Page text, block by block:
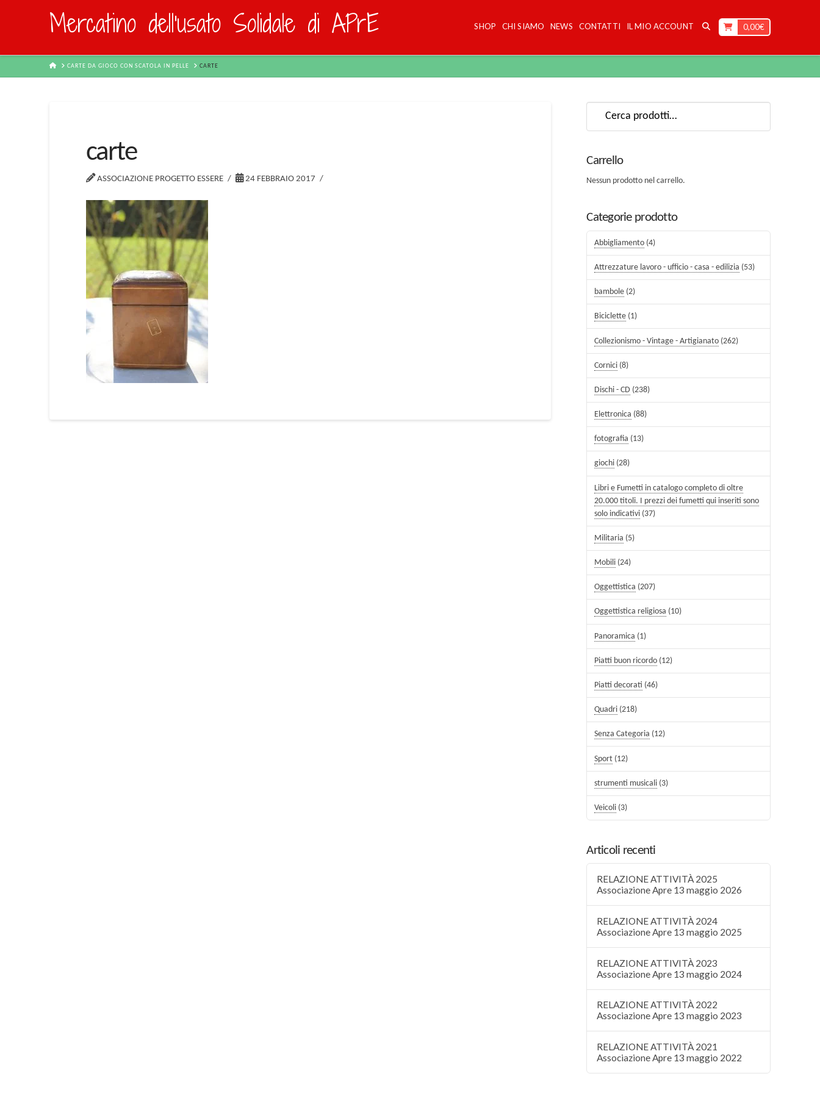
Mercatino dell'usato Solidale di APrE SHOP CHI SIAMO NEWS CONTATTI IL MIO ACCOUNT 0,00€
HOMECARTE DA GIOCO CON SCATOLA IN PELLE CARTE
carte
ASSOCIAZIONE PROGETTO ESSERE 24 FEBBRAIO 2017
Carrello
Nessun prodotto nel carrello.
Categorie prodotto
Abbigliamento (4)
Attrezzature lavoro - ufficio - casa - edilizia (53)
bambole (2)
Biciclette (1)
Collezionismo - Vintage - Artigianato (262)
Cornici (8)
Dischi - CD (238)
Elettronica (88)
fotografia (13)
giochi (28)
Libri e Fumetti in catalogo completo di oltre
20.000 titoli. I prezzi dei fumetti qui inseriti sono
solo indicativi (37)
Militaria (5)
Mobili (24)
Oggettistica (207)
Oggettistica religiosa (10)
Panoramica (1)
Piatti buon ricordo (12)
Piatti decorati (46)
Quadri (218)
Senza Categoria (12)
Sport (12)
strumenti musicali (3)
Veicoli (3)
Articoli recenti
RELAZIONE ATTIVITÀ 2025
Associazione Apre 13 maggio 2026
RELAZIONE ATTIVITÀ 2024
Associazione Apre 13 maggio 2025
RELAZIONE ATTIVITÀ 2023
Associazione Apre 13 maggio 2024
RELAZIONE ATTIVITÀ 2022
Associazione Apre 13 maggio 2023
RELAZIONE ATTIVITÀ 2021
Associazione Apre 13 maggio 2022